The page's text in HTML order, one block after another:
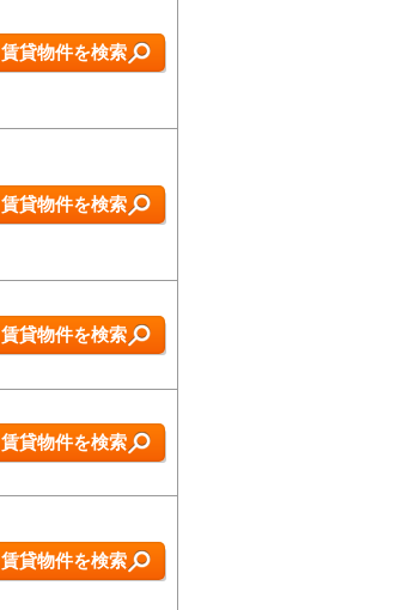
賃貸物件を検索
賃貸物件を検索
賃貸物件を検索
賃貸物件を検索
賃貸物件を検索